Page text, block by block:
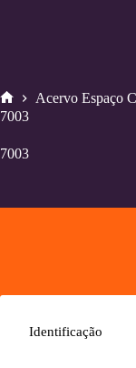
Home
Acervo Espaço
7003
7003
Identificação